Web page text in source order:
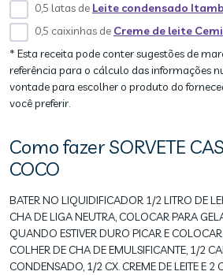
0,5 latas de Leite condensado
0,5 caixinhas de Creme de leite
* Esta receita pode conter sugestões de
referência para o cálculo das informações
vontade para escolher o produto do
você preferir.
Como fazer SORVETE
COCO
BATER NO LIQUIDIFICADOR 1/2 LITRO DE
CHA DE LIGA NEUTRA, COLOCAR PARA
QUANDO ESTIVER DURO PICAR E
COLHER DE CHA DE EMULSIFICANTE, 1/2
CONDENSADO, 1/2 CX. CREME DE LEITE E 2